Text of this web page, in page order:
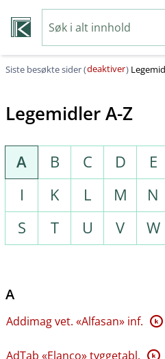
Siste besøkte sider (deaktiver)
Legemidler A-Z
A B C D E
I
K L M N
S
T U V W
A
Addimag vet. «Alfasan» inf. K
AdTab «Elanco» tyggetabl. K